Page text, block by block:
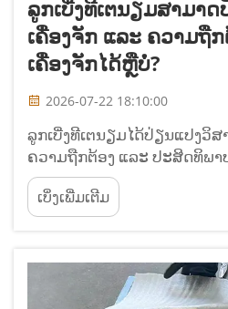
ລູກເບີ່ງທີເຕນຽມສາມາ
ເຄື່ອງຈັກ ແລະ ຄວາມຖື
ເຄື່ອງຈັກໄດ້ຫຼືບໍ່?
2026-07-22 18:10:00
ລູກເບີ່ງທີເຕນຽມໄດ້ປ່ຽນແປງວິ
ຄວາມຖືກຕ້ອງ ແລະ ປະສິດທິພາ
ຫຼາຍໆຂະແໜງການອຸດສາຫະກຳ
ຊຳນິຊຳນານເຫຼົ່ານີ້ມີຄຸນລັກສະນ
ບໍ່ສາມາດເທີຍບ່ອນໄດ້ດ້ວຍທາງເ
ເບິ່ງເພີ່ມເຕີມ